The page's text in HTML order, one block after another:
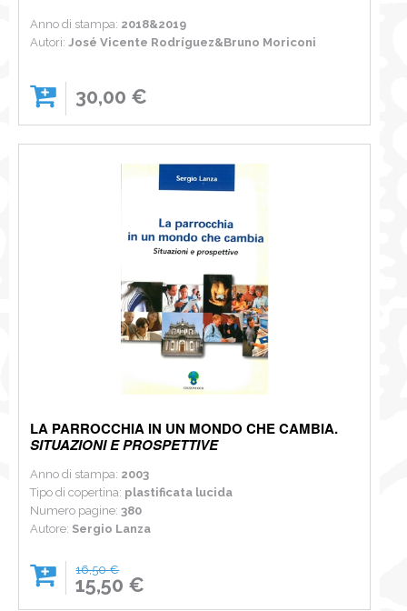
Anno di stampa: 2018&2019
Autori:José Vicente Rodríguez&Bruno Moriconi
30,00 €
LA PARROCCHIA IN UN MONDO CHE CAMBIA.
SITUAZIONI E PROSPETTIVE
Anno di stampa: 2003
Tipo di copertina: plastificata lucida
Numero pagine:380
Autore: Sergio Lanza
16,50 €
15,50 €